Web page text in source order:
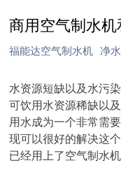
商用空气制水
福能达空气制水机 净
水资源短缺以及水污
可饮用水资源稀缺以
用水成为一个非常需
现可以很好的解决这
已经用上了空气制水